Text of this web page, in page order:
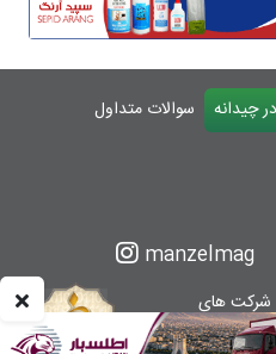
چیدانه
سوالات متداول
manzelmag
شرکت های